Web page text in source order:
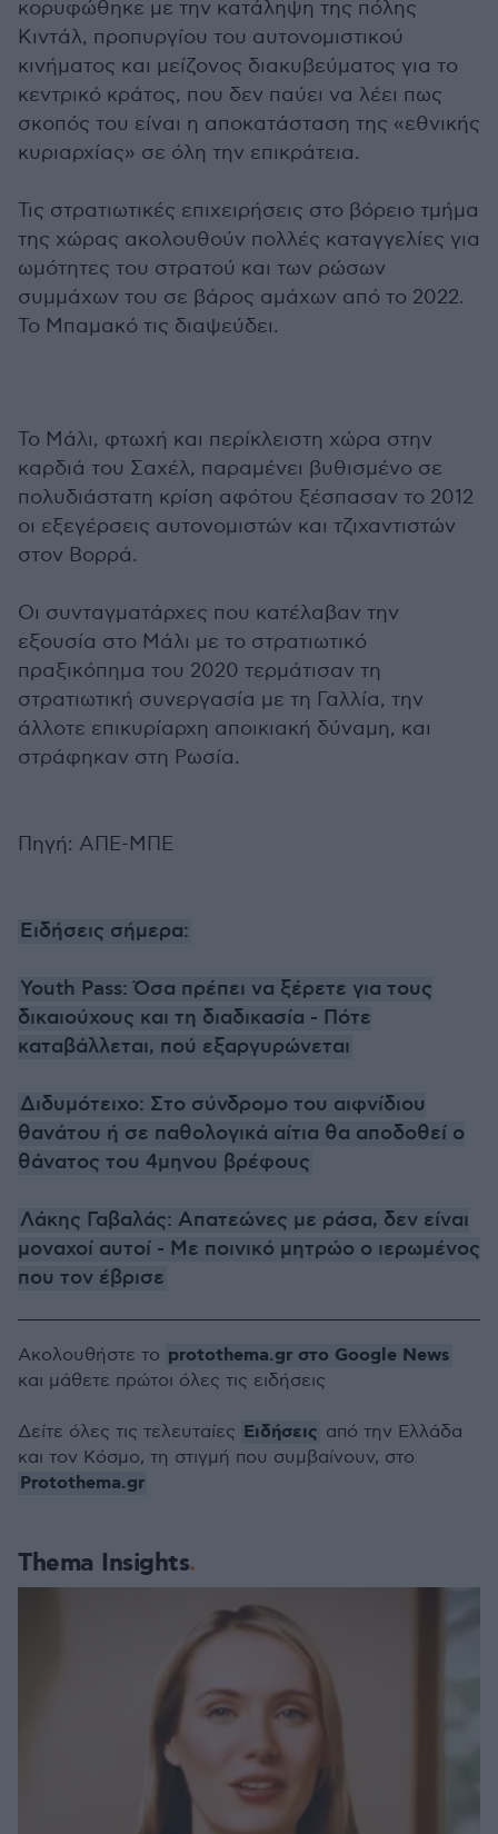
κορυφώθηκε με την κατάληψη της πόλης
Κιντάλ, προπυργίου του αυτονομιστικού
κινήματος και μείζονος διακυβεύματος για το
κεντρικό κράτος, που δεν παύει να λέει πως
σκοπός του είναι η αποκατάσταση της «εθνικής
κυριαρχίας» σε όλη την επικράτεια.
Τις στρατιωτικές επιχειρήσεις στο βόρειο τμήμα
της χώρας ακολουθούν πολλές καταγγελίες για
ωμότητες του στρατού και των ρώσων
συμμάχων του σε βάρος αμάχων από το 2022.
Το Μπαμακό τις διαψεύδει.
Το Μάλι, φτωχή και περίκλειστη χώρα στην
καρδιά του Σαχέλ, παραμένει βυθισμένο σε
πολυδιάστατη κρίση αφότου ξέσπασαν το 2012
οι εξεγέρσεις αυτονομιστών και τζιχαντιστών
στον Βορρά.
Οι συνταγματάρχες που κατέλαβαν την
εξουσία στο Μάλι με το στρατιωτικό
πραξικόπημα του 2020 τερμάτισαν τη
στρατιωτική συνεργασία με τη Γαλλία, την
άλλοτε επικυρίαρχη αποικιακή δύναμη, και
στράφηκαν στη Ρωσία.
Πηγή: ΑΠΕ-ΜΠΕ
Ειδήσεις σήμερα:
Youth Pass: Όσα πρέπει να ξέρετε για τους
δικαιούχους και τη διαδικασία - Πότε
καταβάλλεται, πού εξαργυρώνεται
Διδυμότειχο: Στο σύνδρομο του αιφνίδιου
θανάτου ή σε παθολογικά αίτια θα αποδοθεί ο
θάνατος του 4μηνου βρέφους
Λάκης Γαβαλάς: Απατεώνες με ράσα, δεν είναι
μοναχοί αυτοί - Με ποινικό μητρώο ο ιερωμένος
που τον έβρισε
Thema Insights
Ακολουθήστε το protothema.gr στο Google News
και μάθετε πρώτοι όλες τις ειδήσεις
Δείτε όλες τις τελευταίες Ειδήσεις από την Ελλάδα
και τον Κόσμο, τη στιγμή που συμβαίνουν, στο
Protothema.gr